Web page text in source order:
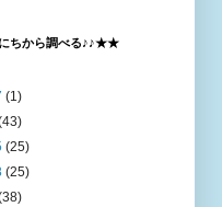
ちから調べる♪♪★★
(1)
(25)
(25)